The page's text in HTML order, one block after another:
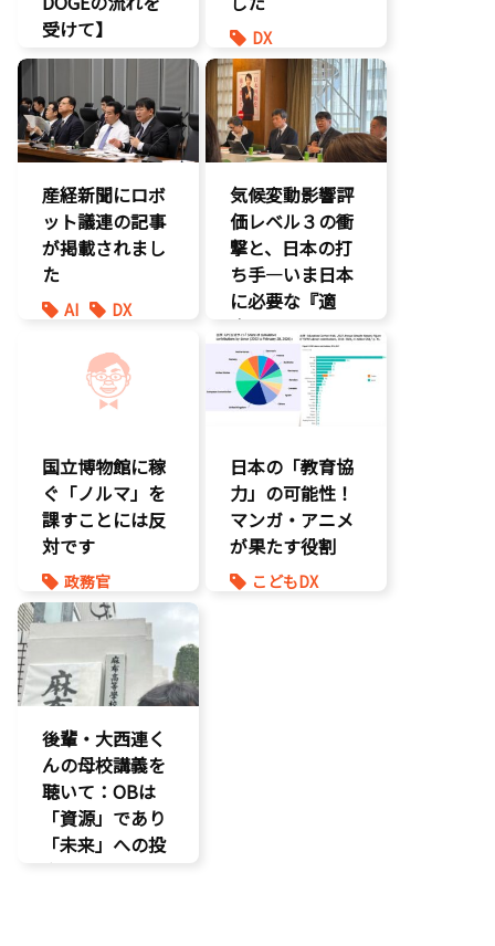
受けて】
環境部会
経済政策
DX
報道記事
環境部会
防災
産経新聞にロボ
ット議連の記事
が掲載されまし
た
AI
DX
製造業
気候変動影響評
価レベル３の衝
撃と、日本の打
ち手―いま日本
に必要な『適
応』とは
環境部会
国立博物館に稼
ぐ「ノルマ」を
課すことには反
対です
政務官
知的財産
日本の「教育協
力」の可能性！
マンガ・アニメ
が果たす役割
こどもDX
後輩・大西連く
んの母校講義を
聴いて：OBは
「資源」であり
「未来」への投
資だ